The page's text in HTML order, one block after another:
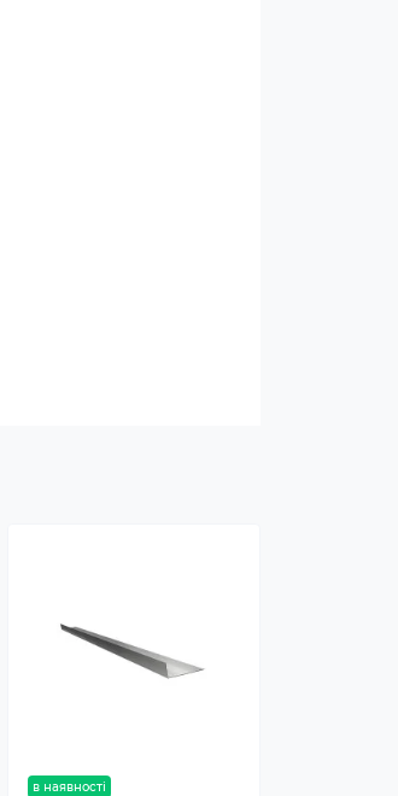
в наявності